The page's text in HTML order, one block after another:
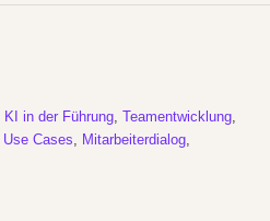
KI in der Führung, Teamentwicklung,
Use Cases, Mitarbeiterdialog,